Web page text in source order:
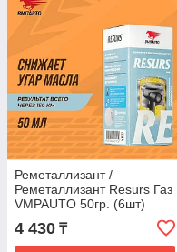
Реметаллизант /
Реметаллизант Resurs Газ
VMPAUTO 50гр. (6шт)
4 430 ₸